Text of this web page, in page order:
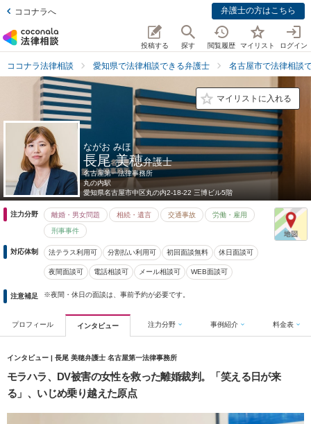
ココナラへ 弁護士の方はこちら
投稿する 探す 閲覧履歴 マイリスト ログイン
ココナラ法律相談 愛知県で法律相談できる弁護士 名古屋市で法律相談
マイリストに入れる
ながお みほ
長尾 美穂弁護士
名古屋第一法律事務所
丸の内駅
愛知県名古屋市中区丸の内2-18-22 三博ビル5階
注力分野 離婚・男女問題 相続・遺言 交通事故 労働・雇用
刑事事件
対応体制 法テラス利用可 分割払い利用可 初回面談無料 休日面談可
夜間面談可 電話相談可 メール相談可 WEB面談可
注意補足 ※夜間・休日の面談は、事前予約が必要です。
プロフィール インタビュー 注力分野 事例紹介 料金表
インタビュー | 長尾 美穂弁護士 名古屋第一法律事務所
モラハラ、DV被害の女性を救った離婚裁判。「笑える日が来
る」、いじめ乗り越えた原点